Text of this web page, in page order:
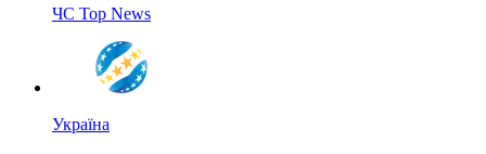
ЧС Top News
Україна